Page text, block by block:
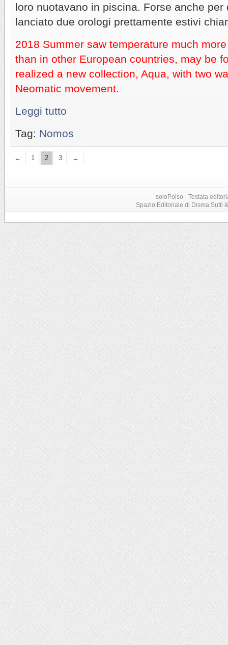
loro nuotavano in piscina. Forse anche per
lanciato due orologi prettamente estivi
2018 Summer saw temperature much
than in other European countries, may be
realized a new collection, Aqua, with two
Neomatic movement.
Leggi tutto
Tag: Nomos
← 1 2 3 →
soloPolso - Testata
Spazio Editoriale di Disma Sutti